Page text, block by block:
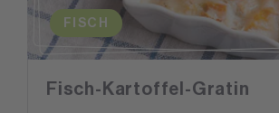
FISCH
Fisch-Kartoffel-Gratin